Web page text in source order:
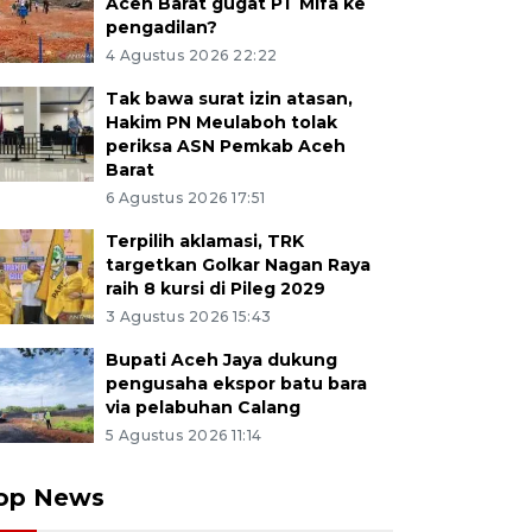
pengadilan?
4 Agustus 2026 22:22
Tak bawa surat izin atasan,
Hakim PN Meulaboh tolak
periksa ASN Pemkab Aceh
Barat
6 Agustus 2026 17:51
Terpilih aklamasi, TRK
targetkan Golkar Nagan Raya
raih 8 kursi di Pileg 2029
3 Agustus 2026 15:43
Bupati Aceh Jaya dukung
pengusaha ekspor batu bara
via pelabuhan Calang
5 Agustus 2026 11:14
News